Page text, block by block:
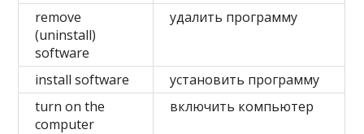
remove
(uninstall)
software
удалить программу
install software
установить программу
turn on the
computer
включить компьютер